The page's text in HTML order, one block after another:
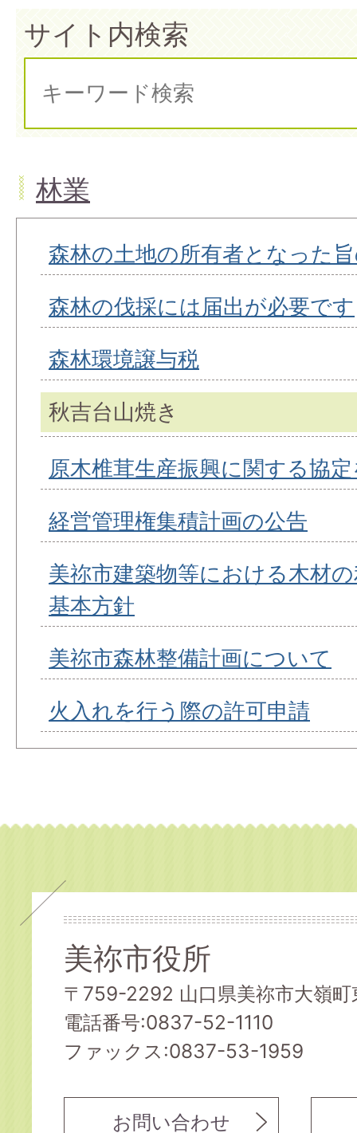
サイト内検索
林業
森林の土地の所有者となった
森林の伐採には届出が必要です
森林環境譲与税
秋吉台山焼き
原木椎茸生産振興に関する協
経営管理権集積計画の公告
美祢市建築物等における木材
基本方針
美祢市森林整備計画について
火入れを行う際の許可申請
美祢市役所
〒759-2292 山口県美祢市大嶺
電話番号:0837-52-1110
ファックス:0837-53-1959
お問い合わせ